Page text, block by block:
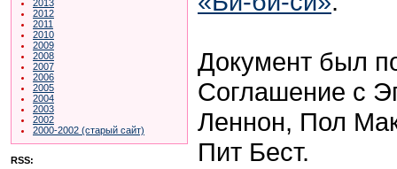
2013
2012
2011
2010
2009
2008
2007
2006
2005
2004
2003
2002
2000-2002 (старый сайт)
RSS:
Документ был
Соглашение с
Леннон, Пол
Пит Бест.